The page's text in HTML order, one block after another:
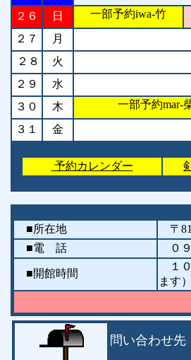
２６
日 一部予約iwa-竹
２７
月
２８
火
２９
水
３０
木 一部予約mar-
３１ 金
予約カレンダー
■所在地
〒
■電 話
０９
■開館時間
１０
ます）
問い合わせ先